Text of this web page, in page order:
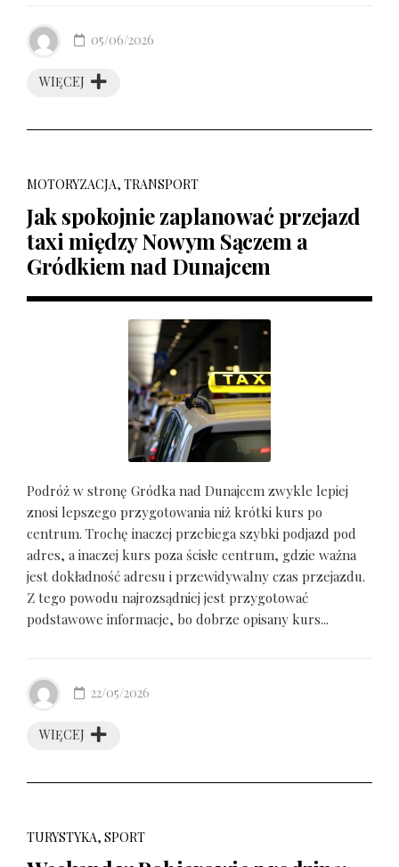
WIĘCEJ
05/06/2026
MOTORYZACJA, TRANSPORT
Jak spokojnie zaplanować przejazd
taxi między Nowym Sączem a
Gródkiem nad Dunajcem
Podróż w stronę Gródka nad Dunajcem zwykle lepiej
znosi lepszego przygotowania niż krótki kurs po
centrum. Trochę inaczej przebiega szybki podjazd pod
adres, a inaczej kurs poza ścisłe centrum, gdzie ważna
jest dokładność adresu i przewidywalny czas przejazdu.
Z tego powodu najrozsądniej jest przygotować
podstawowe informacje, bo dobrze opisany kurs...
WIĘCEJ
22/05/2026
TURYSTYKA, SPORT